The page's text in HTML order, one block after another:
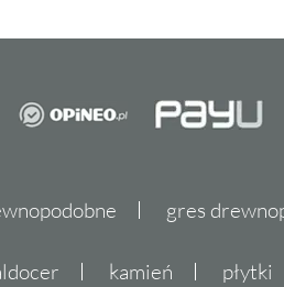
gres
kamień płytki